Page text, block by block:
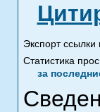
Экспорт
Статистика
за